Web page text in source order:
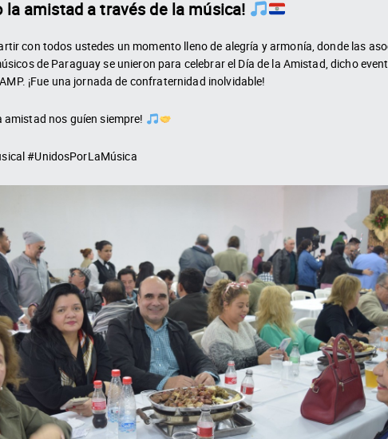
la amistad a través de la música!
con todos ustedes un momento lleno de alegría y armonía, donde las
de Paraguay se unieron para celebrar el Día de la Amistad, dicho
¡Fue una jornada de confraternidad inolvidable!
amistad nos guíen siempre!
#UnidosPorLaMúsica